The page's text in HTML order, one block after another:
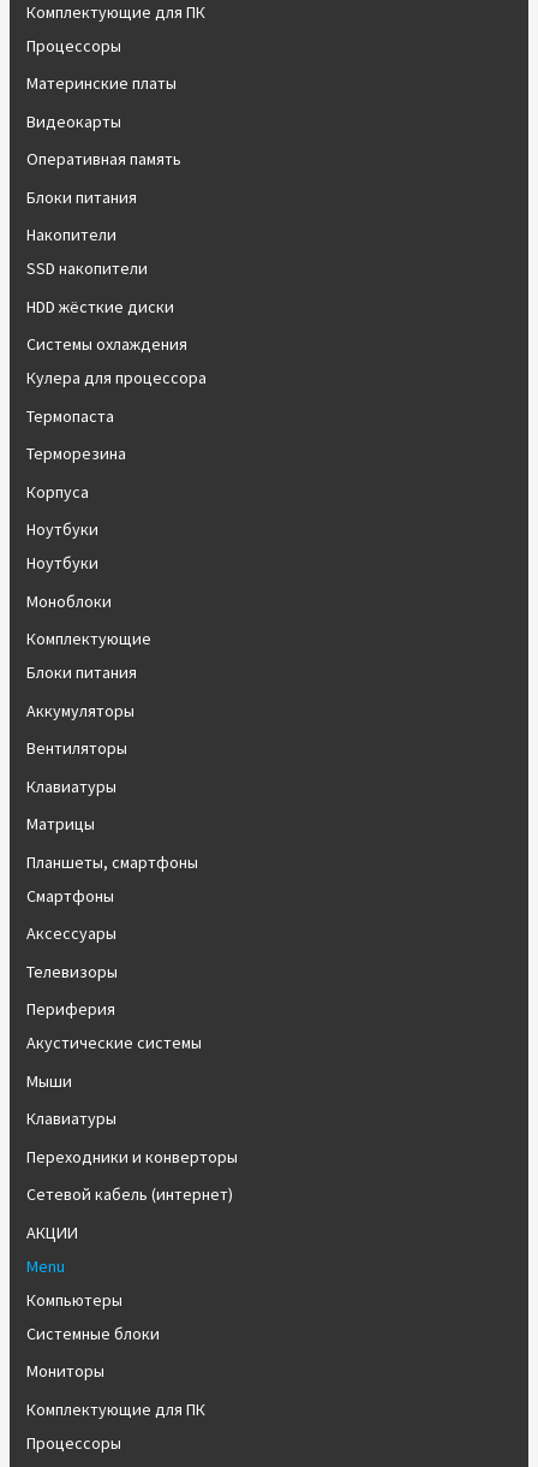
Комплектующие для ПК
Процессоры
Материнские платы
Видеокарты
Оперативная память
Блоки питания
Накопители
SSD накопители
HDD жёсткие диски
Системы охлаждения
Кулера для процессора
Термопаста
Терморезина
Корпуса
Ноутбуки
Ноутбуки
Моноблоки
Комплектующие
Блоки питания
Аккумуляторы
Вентиляторы
Клавиатуры
Матрицы
Планшеты, смартфоны
Смартфоны
Аксессуары
Телевизоры
Периферия
Акустические системы
Мыши
Клавиатуры
Переходники и конверторы
Сетевой кабель (интернет)
АКЦИИ
Menu
Компьютеры
Системные блоки
Мониторы
Комплектующие для ПК
Процессоры